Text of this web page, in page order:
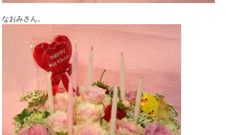
なおみさん。